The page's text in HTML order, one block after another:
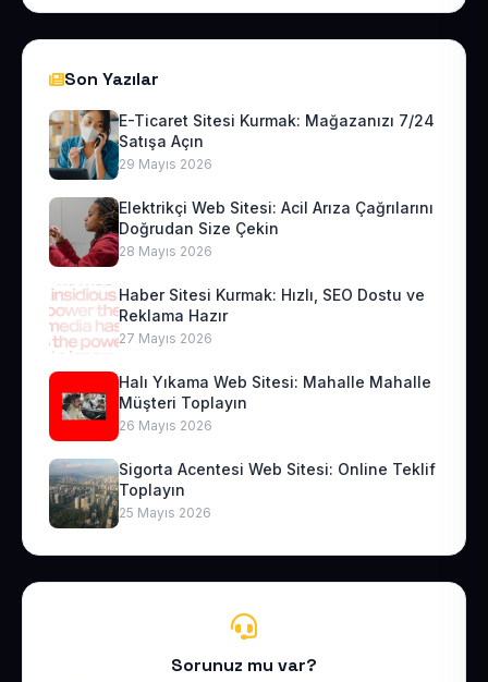
Son Yazılar
E-Ticaret Sitesi Kurmak: Mağazanızı 7/24
Satışa Açın
29 Mayıs 2026
Elektrikçi Web Sitesi: Acil Arıza Çağrılarını
Doğrudan Size Çekin
28 Mayıs 2026
Haber Sitesi Kurmak: Hızlı, SEO Dostu ve
Reklama Hazır
27 Mayıs 2026
Halı Yıkama Web Sitesi: Mahalle Mahalle
Müşteri Toplayın
26 Mayıs 2026
Sigorta Acentesi Web Sitesi: Online Teklif
Toplayın
25 Mayıs 2026
Sorunuz mu var?